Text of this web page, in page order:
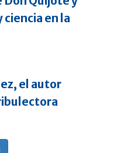
en la
el autor